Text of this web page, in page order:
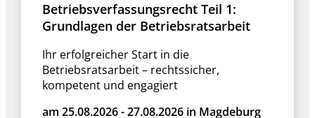
Betriebsverfassungsrecht Teil 1:
Grundlagen der Betriebsratsarbeit
Ihr erfolgreicher Start in die
Betriebsratsarbeit – rechtssicher,
kompetent und engagiert
am 25.08.2026 - 27.08.2026 in Magdeburg